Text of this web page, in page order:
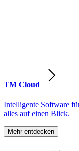
TM Cloud
Intelligente Software
alles auf einen Blick.
Mehr entdecken